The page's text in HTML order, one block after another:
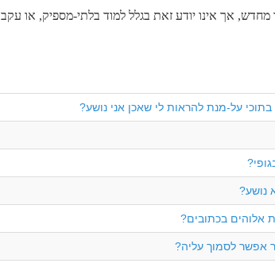
אך אינו יודע זאת בגלל למוד בלתי-מספיק, או עקב
על-מנת להראות לי שאכן אני נושע?
נושע?
אלוהים בכתובים?
אפשר לסמוך עליה?